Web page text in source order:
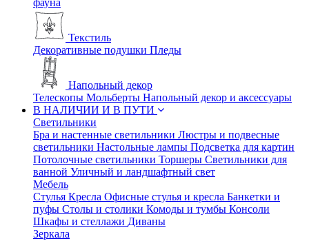
фауна
Текстиль
Декоративные подушки Пледы
Напольный декор
Телескопы Мольберты Напольный декор и аксессуары
В НАЛИЧИИ И В ПУТИ
Светильники
Бра и настенные светильники Люстры и подвесные
светильники Настольные лампы Подсветка для картин
Потолочные светильники Торшеры Светильники для
ванной Уличный и ландшафтный свет
Мебель
Стулья Кресла Офисные стулья и кресла Банкетки и
пуфы Столы и столики Комоды и тумбы Консоли
Шкафы и стеллажи Диваны
Зеркала